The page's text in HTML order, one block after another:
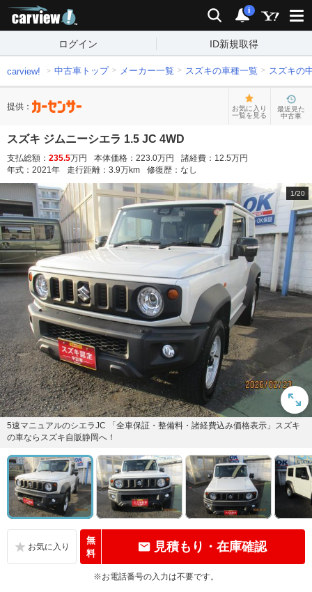
検索 通知
i
ログイン ID新規取得
carview! 中古車トップ メーカー一覧 スズキの車種一覧 スズキの
提供：
お気に入り
一覧を見る
最近見た
中古車
スズキ ジムニーシエラ 1.5 JC 4WD
支払総額： 235.5万円 本体価格： 223.0万円 諸経費： 12.5万円
年式： 2021年 走行距離： 3.9万km 修復歴： なし
1/20
5速マニュアルのシエラJC 「全車保証・整備料・諸経費込み価格表示」スズキ
の車ならスズキ自販静岡へ！
無
料
見積もり・在庫確認
※お電話番号の入力は不要です。